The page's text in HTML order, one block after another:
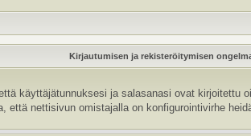
Kirjautumisen ja rekisteröitymisen
käyttäjätunnuksesi ja salasanasi ovat kirjoitettu
nettisivun omistajalla on konfigurointivirhe